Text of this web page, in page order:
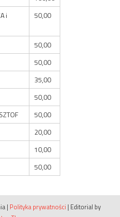
i
50,00
50,00
50,00
35,00
50,00
50,00
20,00
10,00
50,00
| Polityka prywatności | Editorial by